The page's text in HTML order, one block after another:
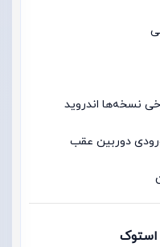
نسخه‌ها اندروید